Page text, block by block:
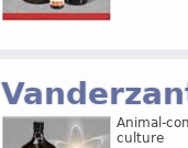
Animal-
culture